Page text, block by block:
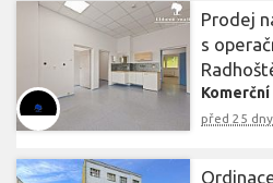
Cena
Prodej
s
Komerční
před 25 dny